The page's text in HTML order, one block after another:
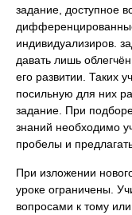
задание, доступное
индивидуализиров.
давать лишь
его развитии. Таких
посильную для них
задание. При
знаний необходимо
пробелы и
При изложении
уроке ограничены.
вопросами к тому